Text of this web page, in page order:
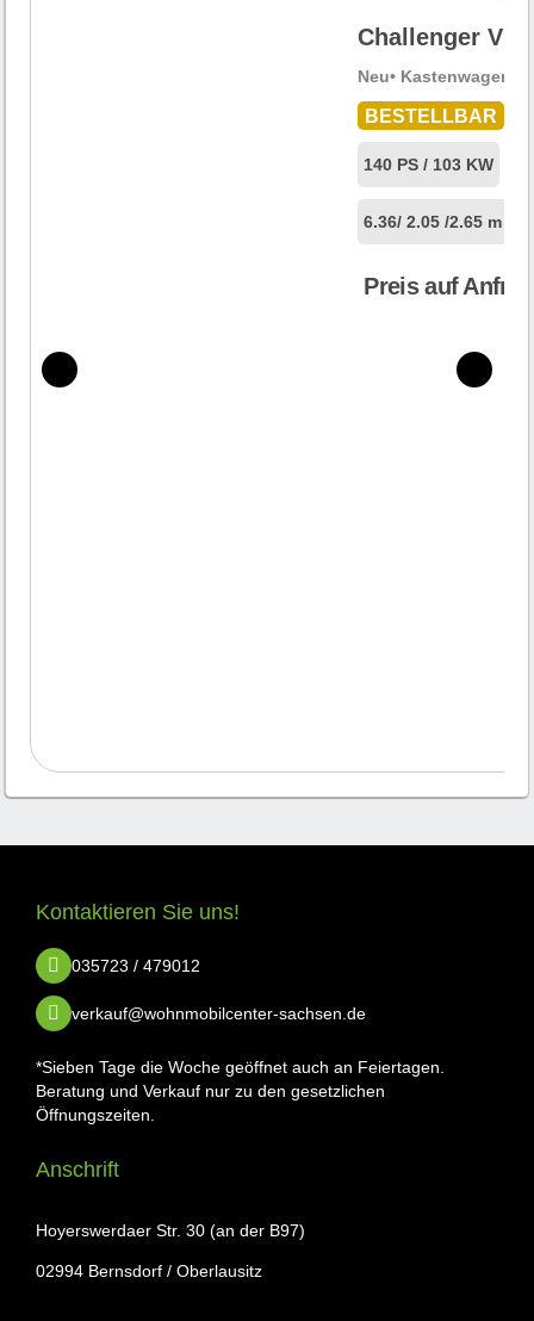
Challenger V
Neu• Kastenwagen
BESTELLBAR
140 PS / 103 KW
6.36/ 2.05 /2.65 m
Preis auf
Kontaktieren Sie uns!
035723 / 479012
verkauf@wohnmobilcenter-sachsen.de
*Sieben Tage die Woche geöffnet auch an Feiertagen.
Beratung und Verkauf nur zu den gesetzlichen
Öffnungszeiten.
Anschrift
Hoyerswerdaer Str. 30 (an der B97)
02994 Bernsdorf / Oberlausitz